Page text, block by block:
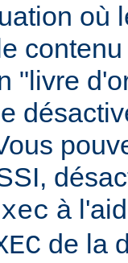
où
"livre
à
de la